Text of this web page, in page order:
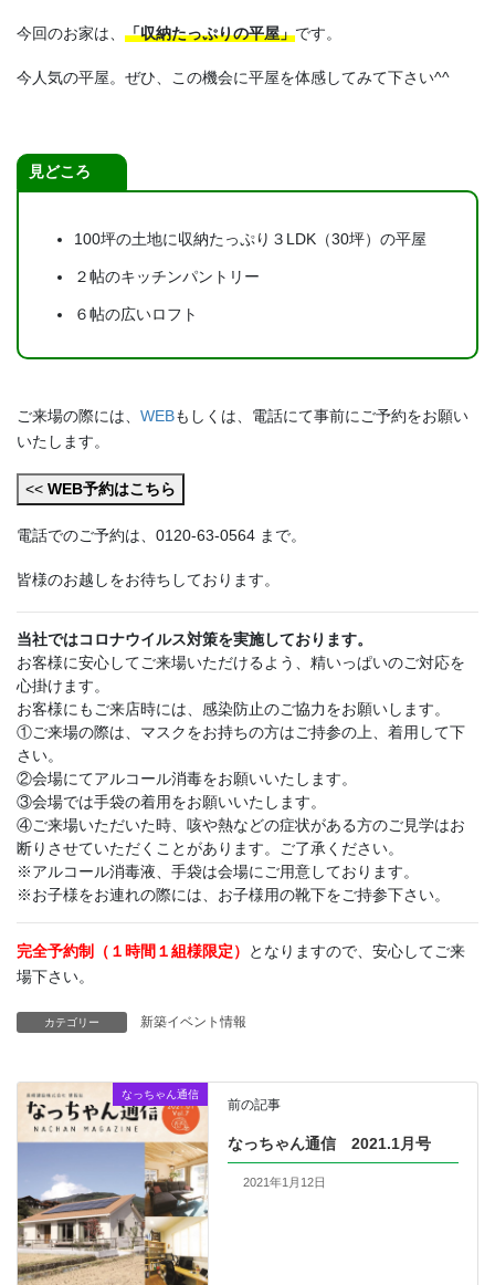
今回のお家は、 「収納たっぷりの平屋」です。
今人気の平屋。ぜひ、この機会に平屋を体感してみて下さい^^
見どころ
100坪の土地に収納たっぷり３LDK（30坪）の平屋
２帖のキッチンパントリー
６帖の広いロフト
ご来場の際には、 WEBもしくは、電話にて事前にご予約をお願い
いたします。
<< WEB予約はこちら
電話でのご予約は、0120-63-0564 まで。
皆様のお越しをお待ちしております。
当社ではコロナウイルス対策を実施しております。
お客様に安心してご来場いただけるよう、精いっぱいのご対応を
心掛けます。
お客様にもご来店時には、感染防止のご協力をお願いします。
①ご来場の際は、マスクをお持ちの方はご持参の上、着用して下
さい。
②会場にてアルコール消毒をお願いいたします。
③会場では手袋の着用をお願いいたします。
④ご来場いただいた時、咳や熱などの症状がある方のご見学はお
断りさせていただくことがあります。ご了承ください。
※アルコール消毒液、手袋は会場にご用意しております。
※お子様をお連れの際には、お子様用の靴下をご持参下さい。
完全予約制（１時間１組様限定）
となりますので、安心してご来
場下さい。
カテゴリー 新築イベント情報
なっちゃん通信
前の記事
なっちゃん通信 2021.1月号
2021年1月12日